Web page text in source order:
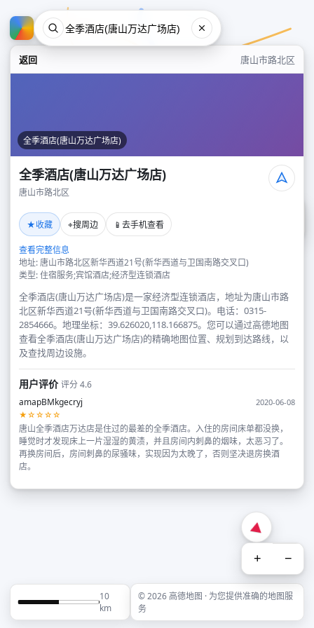
返回 唐山市路北区
全季酒店(唐山万达广场店)
全季酒店(唐山万达广场店)
唐山市路北区
★收藏 ⌖搜周边 📱 去手机查看
查看完整信息
地址: 唐山市路北区新华西道21号(新华西道与卫国南路交叉口)
类型: 住宿服务;宾馆酒店;经济型连锁酒店
全季酒店(唐山万达广场店)是一家经济型连锁酒店，地址为唐山市路
北区新华西道21号(新华西道与卫国南路交叉口)。电话：0315-
2854666。地理坐标：39.626020,118.166875。您可以通过高德地图
查看全季酒店(唐山万达广场店)的精确地图位置、规划到达路线，以
及查找周边设施。
用户评价评分 4.6
amapBMkgecryj
2020-06-08
★☆☆☆☆
唐山全季酒店万达店是住过的最差的全季酒店。入住的房间床单都没换，
睡觉时才发现床上一片湿湿的黄渍，并且房间内刺鼻的烟味，太恶习了。
再换房间后，房间刺鼻的尿骚味，实现因为太晚了，否则坚决退房换酒
店。
+ −
10
km
© 2026 高德地图 · 为您提供准确的地图服
务